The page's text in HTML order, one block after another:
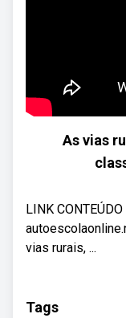
As vias
LINK
vias rurais, ...
Tags